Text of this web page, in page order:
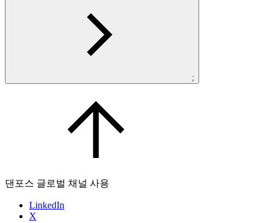
;
댄포스 글로벌 채널 사용
LinkedIn
X